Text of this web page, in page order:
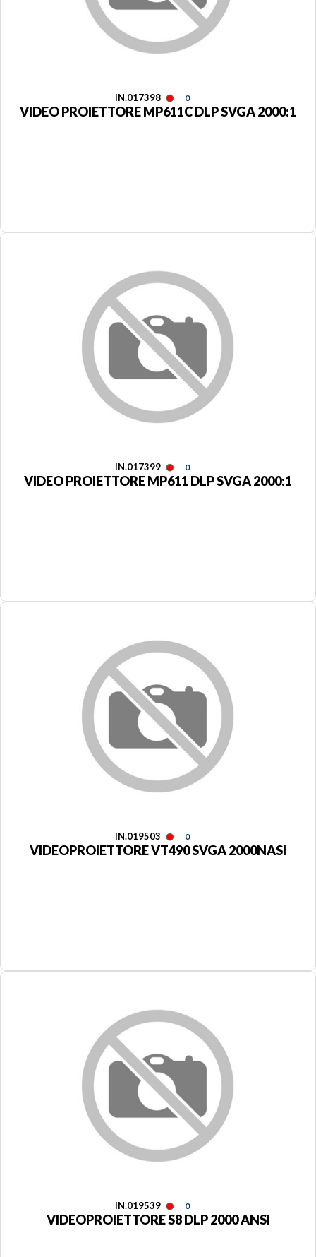
IN.017398 0
VIDEO PROIETTORE MP611C DLP SVGA 2000:1
IN.017399 0
VIDEO PROIETTORE MP611 DLP SVGA 2000:1
IN.019503 0
VIDEOPROIETTORE VT490 SVGA 2000NASI
IN.019539 0
VIDEOPROIETTORE S8 DLP 2000 ANSI